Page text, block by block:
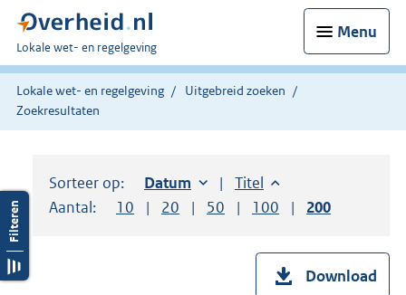
Menu
U
bent
hier:
Lokale wet- en regelgeving
Lokale wet- en regelgeving
Uitgebreid zoeken
Zoekresultaten
Sorteer op: Sorteer op:
Datum oplopendSorteer op:
Titel oplopend
Aantal:
Toon
10 resultaten per pagina
Toon
20 resultaten per pagina
Toon
50 resultaten per pagina
Toon
100 resultaten per
Toon
200
Download